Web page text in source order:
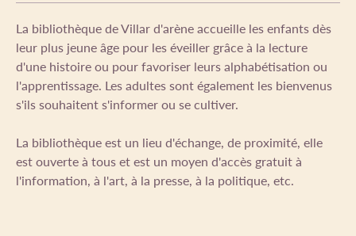
La bibliothèque de Villar d'arène accueille les enfants dès
leur plus jeune âge pour les éveiller grâce à la lecture
d'une histoire ou pour favoriser leurs alphabétisation ou
l'apprentissage. Les adultes sont également les bienvenus
s'ils souhaitent s'informer ou se cultiver.
La bibliothèque est un lieu d'échange, de proximité, elle
est ouverte à tous et est un moyen d'accès gratuit à
l'information, à l'art, à la presse, à la politique, etc.